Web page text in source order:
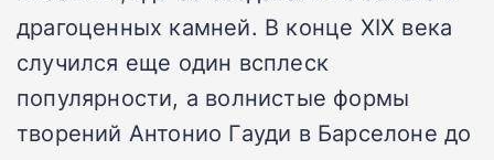
драгоценных камней. В конце XIX века
случился еще один всплеск
популярности, а волнистые формы
творений Антонио Гауди в Барселоне до